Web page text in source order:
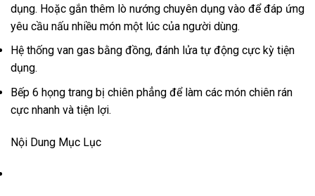
dụng. Hoặc gắn thêm lò nướng chuyên dụng vào để đáp ứng
yêu cầu nấu nhiều món một lúc của người dùng.
Hệ thống van gas bằng đồng, đánh lửa tự động cực kỳ tiện
dụng.
Bếp 6 họng trang bị chiên phẳng để làm các món chiên rán
cực nhanh và tiện lợi.
Nội Dung Mục Lục